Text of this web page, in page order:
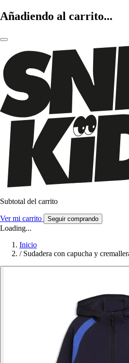
Añadiendo al carrito...
Subtotal del carrito
Ver mi carrito Seguir comprando
Loading...
Inicio
/ Sudadera con capucha y